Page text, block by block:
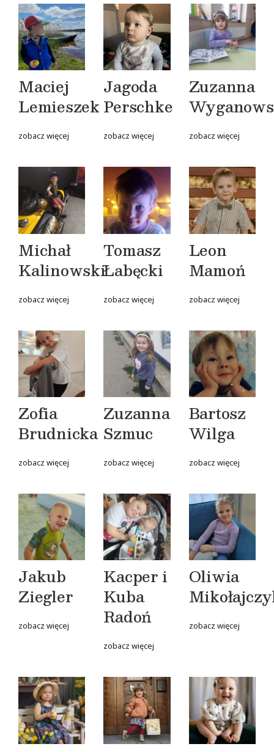
Maciej
Lemieszek
zobacz więcej
Jagoda
Perschke
zobacz więcej
Zuzanna
zobacz więcej
Michał
Kalinowski
zobacz więcej
Tomasz
Łabęcki
zobacz więcej
Leon
Mamoń
zobacz więcej
Zofia
Brudnicka
zobacz więcej
Zuzanna
Szmuc
zobacz więcej
Bartosz
Wilga
zobacz więcej
Jakub
Ziegler
zobacz więcej
Kacper i
Kuba
Radoń
zobacz więcej
Oliwia
zobacz więcej